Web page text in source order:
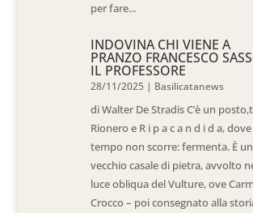
per fare...
INDOVINA CHI VIENE A
PRANZO FRANCESCO
IL PROFESSORE
28/11/2025 | Basilicatanews
di Walter De Stradis C’è un
Rionero e R i p a c a n d i d a,
tempo non scorre: fermenta. È un
vecchio casale di pietra, avvolto
luce obliqua del Vulture, ove
Crocco – poi consegnato alla